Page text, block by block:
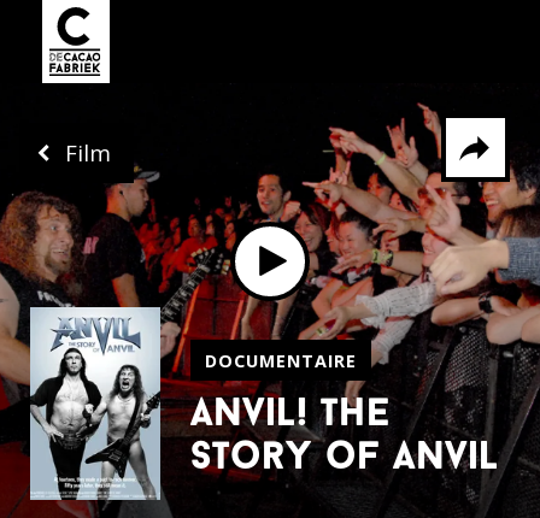
DOCUMENTAIRE
anvil! the
story of anvil
Delen via
Facebook Whatsapp X
Film